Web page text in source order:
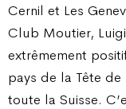
Cernil et Les
Club Moutier,
extrêmement
pays de la Tête de
toute la Suisse.